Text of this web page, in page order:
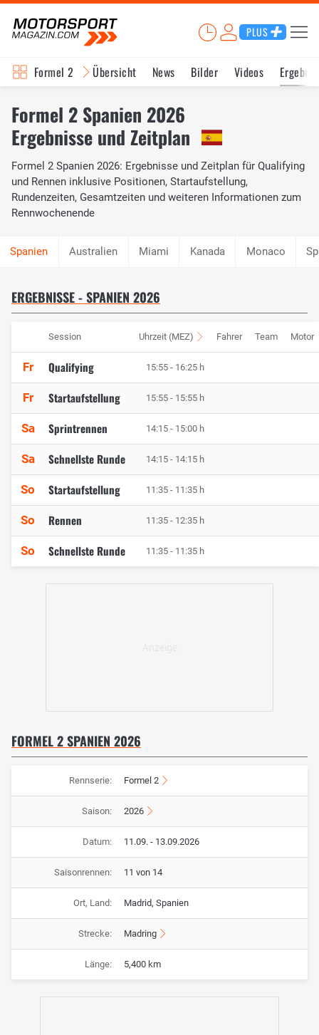
PLUS
Formel 2 Übersicht News Bilder Videos
Formel 2 Spanien 2026
Ergebnisse und Zeitplan
Formel 2 Spanien 2026: Ergebnisse und Zeitplan für Qualifying
und Rennen inklusive Positionen, Startaufstellung,
Rundenzeiten, Gesamtzeiten und weiteren Informationen zum
Rennwochenende
Australien Miami Kanada Monaco
ERGEBNISSE - SPANIEN 2026
Session Uhrzeit (MEZ) Fahrer Team Motor
Fr Qualifying 15:55 - 16:25 h
Fr Startaufstellung 15:55 - 15:55 h
Sa Sprintrennen 14:15 - 15:00 h
Sa Schnellste Runde 14:15 - 14:15 h
So Startaufstellung 11:35 - 11:35 h
So Rennen 11:35 - 12:35 h
So Schnellste Runde 11:35 - 11:35 h
FORMEL 2 SPANIEN 2026
Rennserie: Formel 2
Saison: 2026
Datum: 11.09. - 13.09.2026
Saisonrennen: 11 von 14
Ort, Land: Madrid, Spanien
Strecke: Madring
Länge: 5,400 km